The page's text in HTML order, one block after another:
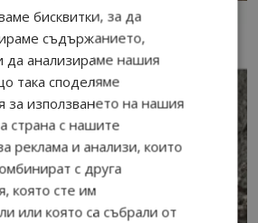
бисквитки, за да
съдържанието,
да анализираме нашия
така споделяме
за използването на нашия
страна с нашите
реклама и анализи, които
с друга
която сте им
или която са събрали от